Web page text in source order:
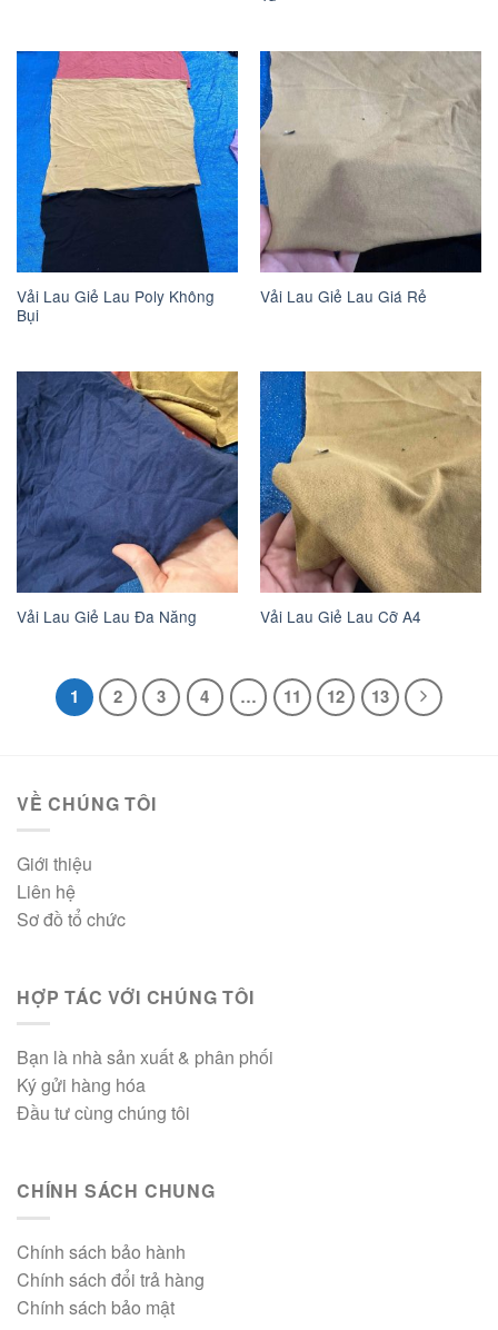
Vải Lau Giẻ Lau Poly Không
Bụi
Vải Lau Giẻ Lau Giá Rẻ
Vải Lau Giẻ Lau Đa Năng Vải Lau Giẻ Lau Cỡ A4
1 2 3 4 … 11 12 13
VỀ CHÚNG TÔI
Giới thiệu
Liên hệ
Sơ đồ tổ chức
HỢP TÁC VỚI CHÚNG TÔI
Bạn là nhà sản xuất & phân phối
Ký gửi hàng hóa
Đầu tư cùng chúng tôi
CHÍNH SÁCH CHUNG
Chính sách bảo hành
Chính sách đổi trả hàng
Chính sách bảo mật